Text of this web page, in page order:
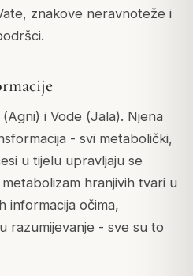
znakove neravnoteže i
(Agni) i Vode (Jala). Njena
- svi metabolički,
u tijelu upravljaju se
hranjivih tvari u
informacija očima,
razumijevanje - sve su to